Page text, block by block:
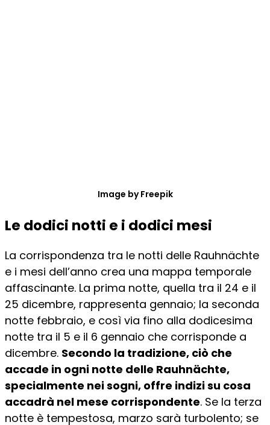
Image by Freepik
Le dodici notti e i dodici mesi
La corrispondenza tra le notti delle Rauhnächte
e i mesi dell’anno crea una mappa temporale
affascinante. La prima notte, quella tra il 24 e il
25 dicembre, rappresenta gennaio; la seconda
notte febbraio, e così via fino alla dodicesima
notte tra il 5 e il 6 gennaio che corrisponde a
dicembre. Secondo la tradizione, ciò che
accade in ogni notte delle Rauhnächte,
specialmente nei sogni, offre indizi su cosa
accadrà nel mese corrispondente. Se la terza
notte è tempestosa, marzo sarà turbolento; se